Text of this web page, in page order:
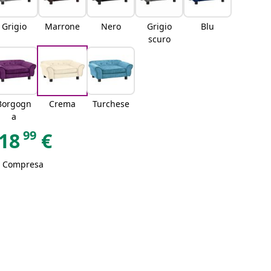
Grigio Marrone Nero
Grigio
scuro
Blu
a
Crema Turchese
99 €
Compresa